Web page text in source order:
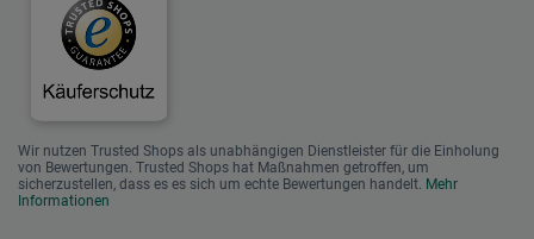
Wir nutzen Trusted Shops als unabhängigen Dienstleister für die Einholung
von Bewertungen. Trusted Shops hat Maßnahmen getroffen, um
sicherzustellen, dass es es sich um echte Bewertungen handelt. Mehr
Informationen